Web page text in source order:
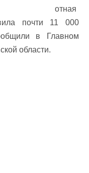
отная
почти 11 000
в Главном
области.